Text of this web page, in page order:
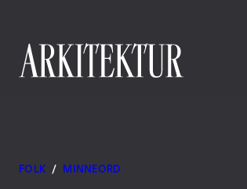
FOLK / MINNEORD